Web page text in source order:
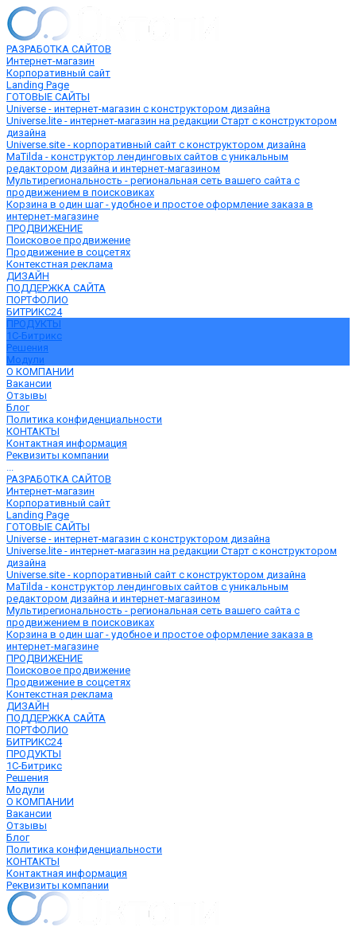
РАЗРАБОТКА САЙТОВ
Интернет-магазин
Корпоративный сайт
Landing Page
ГОТОВЫЕ САЙТЫ
Universe - интернет-магазин с конструктором дизайна
Universe.lite - интернет-магазин на редакции Старт с конструктором
дизайна
Universe.site - корпоративный сайт с конструктором дизайна
MaTilda - конструктор лендинговых сайтов с уникальным
редактором дизайна и интернет-магазином
Мультирегиональность - региональная сеть вашего сайта с
продвижением в поисковиках
Корзина в один шаг - удобное и простое оформление заказа в
интернет-магазине
ПРОДВИЖЕНИЕ
Поисковое продвижение
Продвижение в соцсетях
Контекстная реклама
ДИЗАЙН
ПОДДЕРЖКА САЙТА
ПОРТФОЛИО
БИТРИКС24
ПРОДУКТЫ
1С-Битрикс
Решения
Модули
О КОМПАНИИ
Вакансии
Отзывы
Блог
Политика конфиденциальности
КОНТАКТЫ
Контактная информация
Реквизиты компании
...
РАЗРАБОТКА САЙТОВ
Интернет-магазин
Корпоративный сайт
Landing Page
ГОТОВЫЕ САЙТЫ
Universe - интернет-магазин с конструктором дизайна
Universe.lite - интернет-магазин на редакции Старт с конструктором
дизайна
Universe.site - корпоративный сайт с конструктором дизайна
MaTilda - конструктор лендинговых сайтов с уникальным
редактором дизайна и интернет-магазином
Мультирегиональность - региональная сеть вашего сайта с
продвижением в поисковиках
Корзина в один шаг - удобное и простое оформление заказа в
интернет-магазине
ПРОДВИЖЕНИЕ
Поисковое продвижение
Продвижение в соцсетях
Контекстная реклама
ДИЗАЙН
ПОДДЕРЖКА САЙТА
ПОРТФОЛИО
БИТРИКС24
ПРОДУКТЫ
1С-Битрикс
Решения
Модули
О КОМПАНИИ
Вакансии
Отзывы
Блог
Политика конфиденциальности
КОНТАКТЫ
Контактная информация
Реквизиты компании